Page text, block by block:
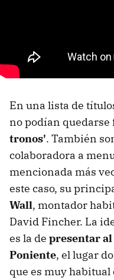
En una lista de
no podían quedarse
tronos'. También
colaboradora a
mencionada más
este caso, su
Wall, montador
David Fincher. La
es la de presentar al
Poniente, el lugar
que es muy